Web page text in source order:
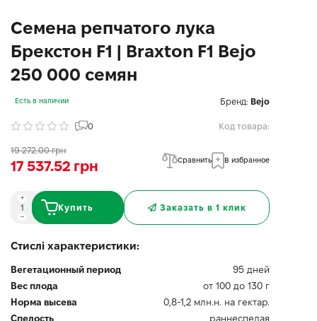
Семена репчатого лука
Брекстон F1 | Braxton F1 Bejo
250 000 семян
Есть в наличии Бренд: Bejo
0 Код товара:
19 272.00 грн
17 537.52 грн Сравнить В избранное
Купить Заказать в 1 клик
Стислі характеристики:
Вегетационный период
95 дней
Вес плода
от 100 до 130 г
Норма высева
0,8-1,2 млн.н. на гектар.
Спелость
раннеспелая